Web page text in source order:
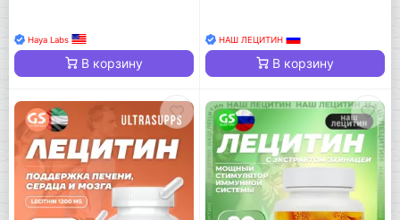
Haya Labs
В корзину
НАШ ЛЕЦИТИН
В корзину